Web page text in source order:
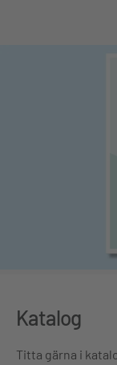
Katalog
Titta gärna i